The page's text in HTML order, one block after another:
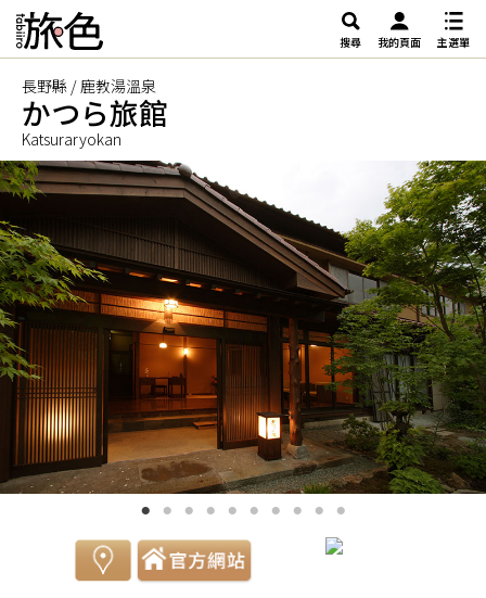
搜尋 我的頁面 主選單
長野縣 / 鹿教湯溫泉
かつら旅館
Katsuraryokan